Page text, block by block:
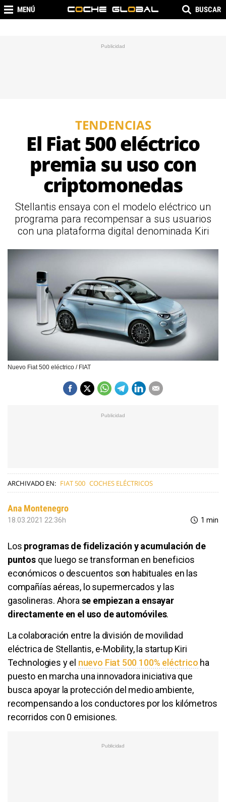
MENÚ BUSCAR
TENDENCIAS
El Fiat 500 eléctrico
premia su uso con
criptomonedas
Stellantis ensaya con el modelo eléctrico un
programa para recompensar a sus usuarios
con una plataforma digital denominada Kiri
Nuevo Fiat 500 eléctrico / FIAT
ARCHIVADO EN: FIAT 500 COCHES ELÉCTRICOS
Ana Montenegro
18.03.2021 22:36h 1 min
Los programas de fidelización y acumulación de
puntosque luego se transforman en beneficios
económicos o descuentos son habituales en las
compañías aéreas, lo supermercados y las
gasolineras. Ahora se empiezan a ensayar
directamente en el uso de automóviles.
La colaboración entre la división de movilidad
eléctrica de Stellantis, e-Mobility, la startup Kiri
Technologies y el nuevo Fiat 500 100% eléctrico ha
puesto en marcha una innovadora iniciativa que
busca apoyar la protección del medio ambiente,
recompensando a los conductores por los kilómetros
recorridos con 0 emisiones.